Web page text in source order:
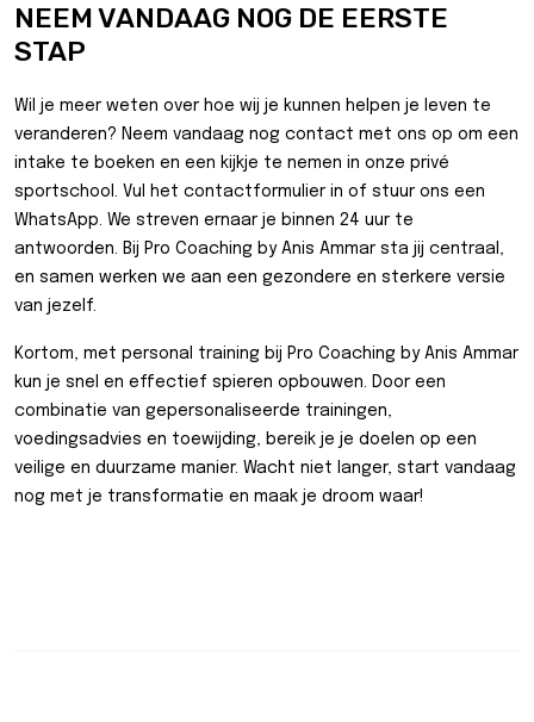
NEEM VANDAAG NOG DE EERSTE
STAP
Wil je meer weten over hoe wij je kunnen helpen je leven te
veranderen? Neem vandaag nog contact met ons op om een
intake te boeken en een kijkje te nemen in onze privé
sportschool. Vul het contactformulier in of stuur ons een
WhatsApp. We streven ernaar je binnen 24 uur te
antwoorden. Bij Pro Coaching by Anis Ammar sta jij centraal,
en samen werken we aan een gezondere en sterkere versie
van jezelf.
Kortom, met personal training bij Pro Coaching by Anis Ammar
kun je snel en effectief spieren opbouwen. Door een
combinatie van gepersonaliseerde trainingen,
voedingsadvies en toewijding, bereik je je doelen op een
veilige en duurzame manier. Wacht niet langer, start vandaag
nog met je transformatie en maak je droom waar!